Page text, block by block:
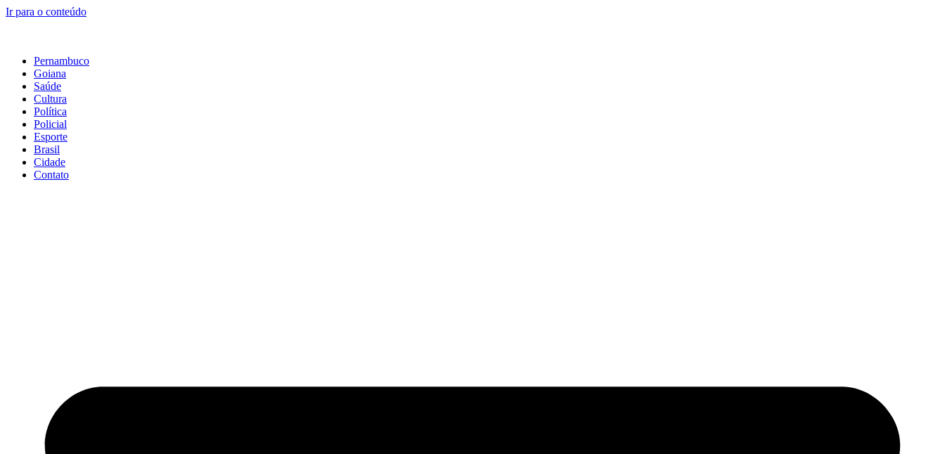
Ir para o conteúdo
Pernambuco
Goiana
Saúde
Cultura
Política
Policial
Esporte
Brasil
Cidade
Contato